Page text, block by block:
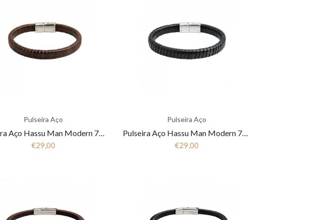
Pulseira Aço
Pulseira Aço Hassu Man Modern 7HSS510404C
€29,00
Pulseira Aço
Pulseira Aço Hassu Man Modern 7HSS510404B
€29,00